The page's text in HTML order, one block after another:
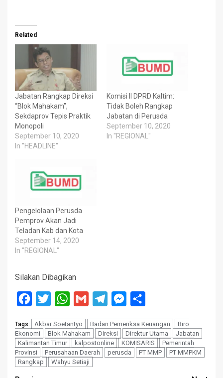
Related
Jabatan Rangkap Direksi
“Blok Mahakam”,
Sekdaprov Tepis Praktik
Monopoli
September 10, 2020
In "HEADLINE"
Komisi II DPRD Kaltim:
Tidak Boleh Rangkap
Jabatan di Perusda
September 10, 2020
In "REGIONAL"
Pengelolaan Perusda
Pemprov Akan Jadi
Teladan Kab dan Kota
September 14, 2020
In "REGIONAL"
Silakan Dibagikan
Facebook
Twitter WhatsApp
Gmail TelegramMessenger
Tags: Akbar Soetantyo Badan Pemeriksa Keuangan
Biro
Ekonomi
Blok Mahakam Direksi Direktur Utama
Jabatan
Kalimantan Timur
kalpostonline KOMISARIS
Pemerintah
Provinsi
Perusahaan Daerah perusda PT MMP
PT MMPKM
Rangkap
Wahyu Setiaji